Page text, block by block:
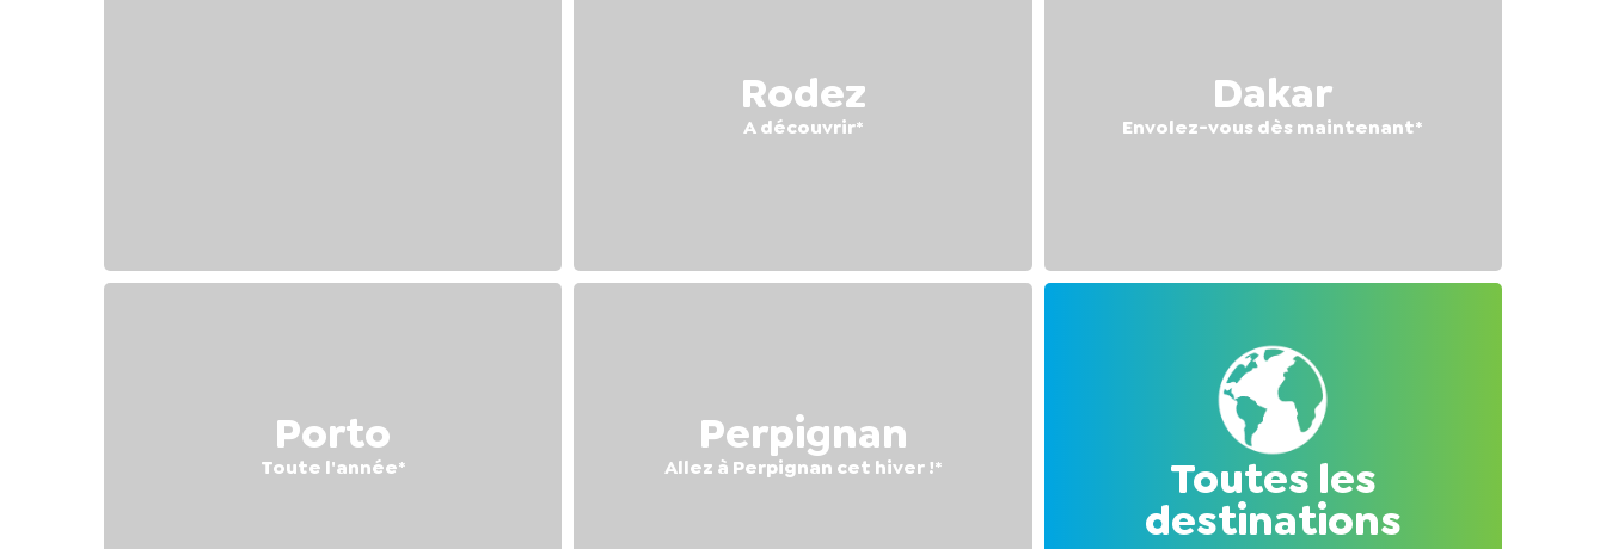
Rodez
A découvrir*
Dakar
Envolez-vous dès maintenant*
Porto
Toute l'année*
Perpignan
Allez à Perpignan cet hiver !* Toutes les
destinations